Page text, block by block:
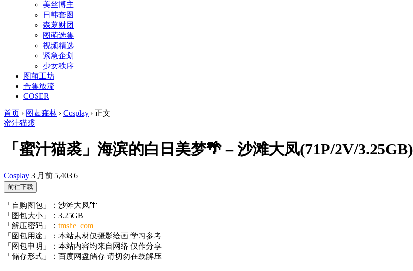
美丝博主
日韩套图
森萝财团
图萌选集
视频精选
紧急企划
少女秩序
图萌工坊
合集放流
COSER
首页 › 图毒森林 › Cosplay › 正文
蜜汁猫裘
「蜜汁猫裘」海滨的白日美梦🌴 – 沙滩大凤(71P/2V/3.25GB)
Cosplay 3 月前 5,403 6
前往下载
「自购图包」：沙滩大凤🌴
「图包大小」：3.25GB
「解压密码」： tmshe_com
「图包用途」：本站素材仅摄影绘画 学习参考
「图包申明」：本站内容均来自网络 仅作分享
「储存形式」：百度网盘储存 请切勿在线解压